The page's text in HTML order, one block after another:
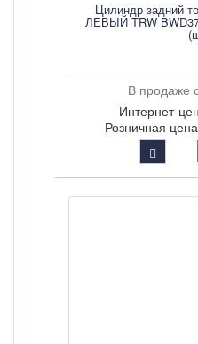
Цилиндр задний
ЛЕВЫЙ TRW
В продаже
Интернет-
Розничная